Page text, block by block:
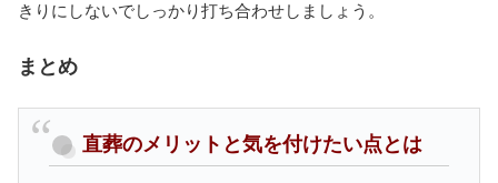
きりにしないでしっかり打ち合わせしましょう。
まとめ
直葬のメリットと気を付けたい点とは